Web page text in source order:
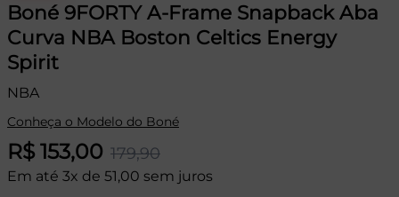
Boné 9FORTY A-Frame Snapback Aba
Curva NBA Boston Celtics Energy
Spirit
NBA
Conheça o Modelo do Boné
R$ 153,00 179,90
Em até 3x de 51,00 sem juros